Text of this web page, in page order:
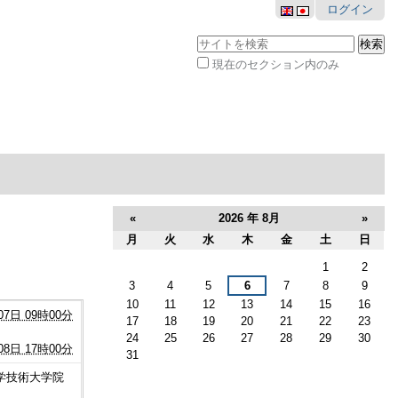
ログイン
サイトを検索
現在のセクション内のみ
日 09時00分
日 17時00分
技術大学院
« 2026 年 8月 »
月 火 水 木 金 土 日
1
2
3
4 5 6 7 8
9
10
11 12 13 14 15
16
17
18 19 20 21 22
23
24
25 26 27 28 29
30
31